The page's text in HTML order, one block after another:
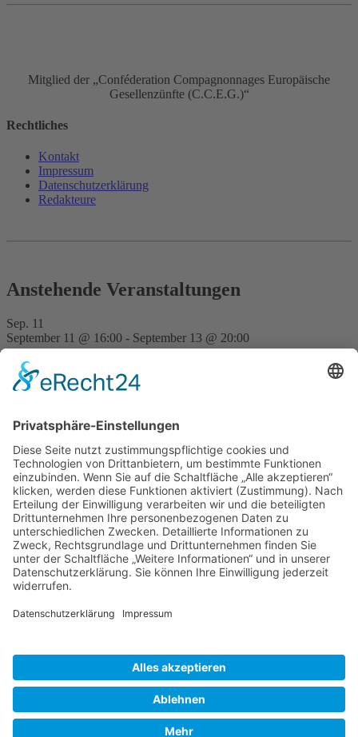
Mitglied der „Conféderation Compagnonnages Europäische
Gesellenzünfte (C.C.E.G.)“
Rechtliches
Kontakt
Impressum
Datenschutz­erklärung
Redakteure
Anstehende Veranstaltungen
Sep. 11
September 11 @ 16:00 - September 13 @ 20:00
FVD Kongress auf der Bude Gera
Traditionell erste FVD-Weihnachtsfeier auf Bude
Hilpoltstein
Kalender anzeigen
Neueste Beiträge
Þetta Reddast – Wird scho wern 7. August 2026
Erwanderung Simon 27. Juli 2026
Erwanderung Anton
Schiftkurs auf dem Zunfthaus in Hannover 2026
Inspirationen
Erwanderung
(2) Gewölbekeller(1) Lateinamerika(2) Lehrgang(2) Schweiz(2) Stein